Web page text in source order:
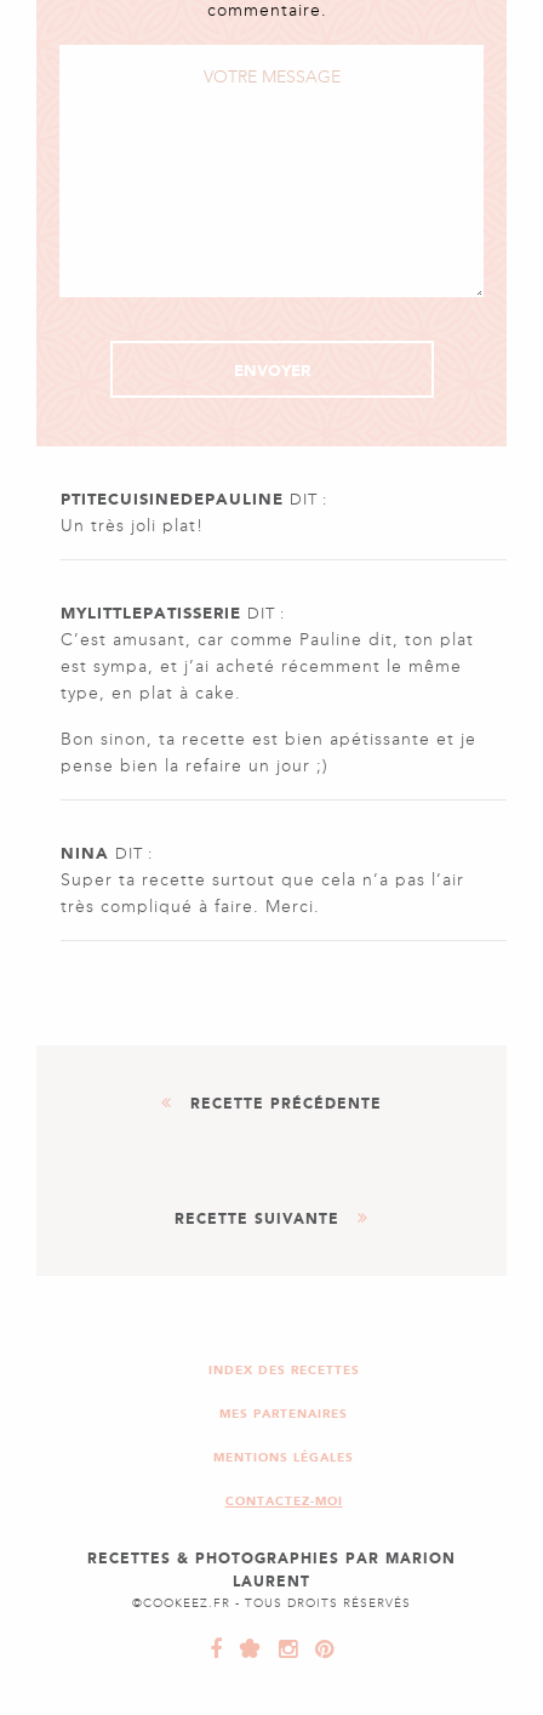
commentaire.
PTITECUISINEDEPAULINE DIT :
Un très joli plat!
MYLITTLEPATISSERIE DIT :
C’est amusant, car comme Pauline dit, ton plat
est sympa, et j’ai acheté récemment le même
type, en plat à cake.
Bon sinon, ta recette est bien apétissante et je
pense bien la refaire un jour ;)
NINA DIT :
Super ta recette surtout que cela n’a pas l’air
très compliqué à faire. Merci.
RECETTE PRÉCÉDENTE
PANNA COTTA VANILLE ET
RECETTE SUIVANTE
INDEX DES RECETTES
MES PARTENAIRES
MENTIONS LÉGALES
CONTACTEZ-MOI
RECETTES & PHOTOGRAPHIES PAR MARION
LAURENT
©COOKEEZ.FR - TOUS DROITS RÉSERVÉS